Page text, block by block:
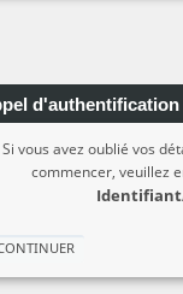
d'authentification
Si vous avez oublié vos
commencer, veuillez